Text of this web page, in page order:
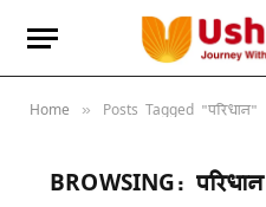
Home » Posts Tagged "परिधान"
BROWSING: परिधान